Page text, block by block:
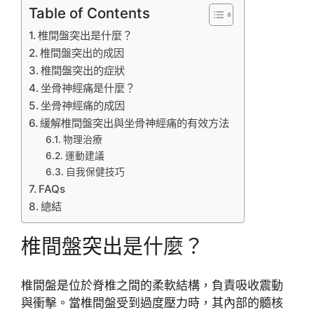
Table of Contents
椎間盤突出是什麼？
椎間盤突出的成因
椎間盤突出的症狀
坐骨神經痛是什麼？
坐骨神經痛的成因
緩解椎間盤突出與坐骨神經痛的有效方法
物理治療
運動建議
自我保健技巧
FAQs
總結
椎間盤突出是什麼？
椎間盤是位於脊椎之間的柔軟結構，負責吸收震動
與衝擊。當椎間盤受到過度壓力時，其內部的髓核